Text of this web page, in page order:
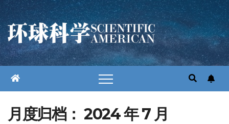
跳
至
内
容
月度归档： 2024 年 7 月